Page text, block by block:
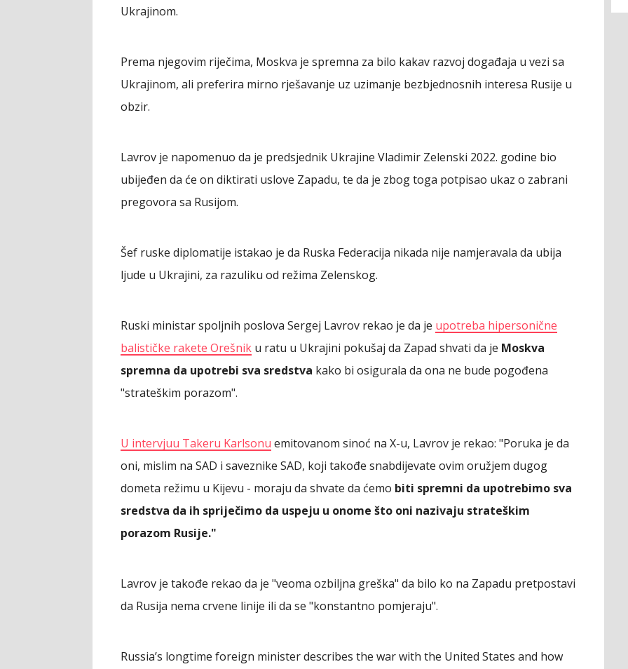
Ukrajinom.
Prema njegovim riječima, Moskva je spremna za bilo kakav razvoj događaja u vezi sa
Ukrajinom, ali preferira mirno rješavanje uz uzimanje bezbjednosnih interesa Rusije u
obzir.
Lavrov je napomenuo da je predsjednik Ukrajine Vladimir Zelenski 2022. godine bio
ubijeđen da će on diktirati uslove Zapadu, te da je zbog toga potpisao ukaz o zabrani
pregovora sa Rusijom.
Šef ruske diplomatije istakao je da Ruska Federacija nikada nije namjeravala da ubija
ljude u Ukrajini, za razuliku od režima Zelenskog.
Ruski ministar spoljnih poslova Sergej Lavrov rekao je da je upotreba hipersonične
balističke rakete Orešnik u ratu u Ukrajini pokušaj da Zapad shvati da je Moskva
spremna da upotrebi sva sredstva kako bi osigurala da ona ne bude pogođena
"strateškim porazom".
U intervjuu Takeru Karlsonu emitovanom sinoć na X-u, Lavrov je rekao: "Poruka je da
oni, mislim na SAD i saveznike SAD, koji takođe snabdijevate ovim oružjem dugog
dometa režimu u Kijevu - moraju da shvate da ćemo biti spremni da upotrebimo sva
sredstva da ih spriječimo da uspeju u onome što oni nazivaju strateškim
porazom Rusije."
Lavrov je takođe rekao da je "veoma ozbiljna greška" da bilo ko na Zapadu pretpostavi
da Rusija nema crvene linije ili da se "konstantno pomjeraju".
Russia’s longtime foreign minister describes the war with the United States and how